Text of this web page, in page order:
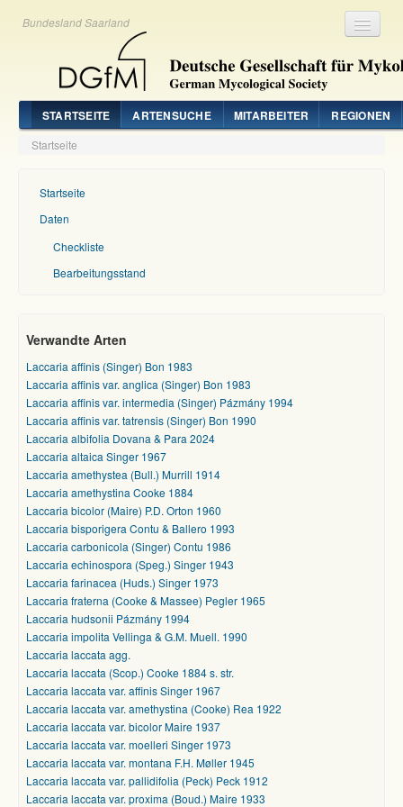
Bundesland Saarland
STARTSEITE ARTENSUCHE MITARBEITER REGIONEN
Startseite
Startseite
Daten
Checkliste
Bearbeitungsstand
Verwandte Arten
Laccaria affinis (Singer) Bon 1983
Laccaria affinis var. anglica (Singer) Bon 1983
Laccaria affinis var. intermedia (Singer) Pázmány 1994
Laccaria affinis var. tatrensis (Singer) Bon 1990
Laccaria albifolia Dovana & Para 2024
Laccaria altaica Singer 1967
Laccaria amethystea (Bull.) Murrill 1914
Laccaria amethystina Cooke 1884
Laccaria bicolor (Maire) P.D. Orton 1960
Laccaria bisporigera Contu & Ballero 1993
Laccaria carbonicola (Singer) Contu 1986
Laccaria echinospora (Speg.) Singer 1943
Laccaria farinacea (Huds.) Singer 1973
Laccaria fraterna (Cooke & Massee) Pegler 1965
Laccaria hudsonii Pázmány 1994
Laccaria impolita Vellinga & G.M. Muell. 1990
Laccaria laccata agg.
Laccaria laccata (Scop.) Cooke 1884 s. str.
Laccaria laccata var. affinis Singer 1967
Laccaria laccata var. amethystina (Cooke) Rea 1922
Laccaria laccata var. bicolor Maire 1937
Laccaria laccata var. moelleri Singer 1973
Laccaria laccata var. montana F.H. Møller 1945
Laccaria laccata var. pallidifolia (Peck) Peck 1912
Laccaria laccata var. proxima (Boud.) Maire 1933